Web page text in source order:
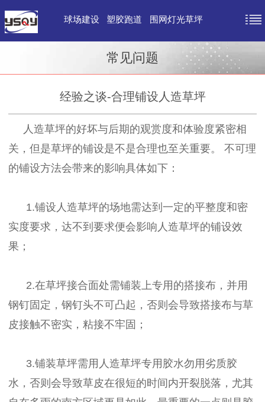
球场建设 塑胶跑道 围网灯光草坪
常见问题
经验之谈-合理铺设人造草坪
人造草坪的好坏与后期的观赏度和体验度紧密相
关，但是草坪的铺设是不是合理也至关重要。 不可理
的铺设方法会带来的影响具体如下：
1.铺设人造草坪的场地需达到一定的平整度和密
实度要求，达不到要求便会影响人造草坪的铺设效
果；
2.在草坪接合面处需铺装上专用的搭接布，并用
钢钉固定，钢钉头不可凸起，否则会导致搭接布与草
皮接触不密实，粘接不牢固；
3.铺装草坪需用人造草坪专用胶水勿用劣质胶
水，否则会导致草皮在很短的时间内开裂脱落，尤其